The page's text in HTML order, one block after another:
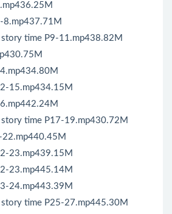
time P9-11.mp438.82M
15.mp434.15M
time P17-19.mp430.72M
23.mp439.15M
23.mp445.14M
24.mp443.39M
time P25-27.mp445.30M